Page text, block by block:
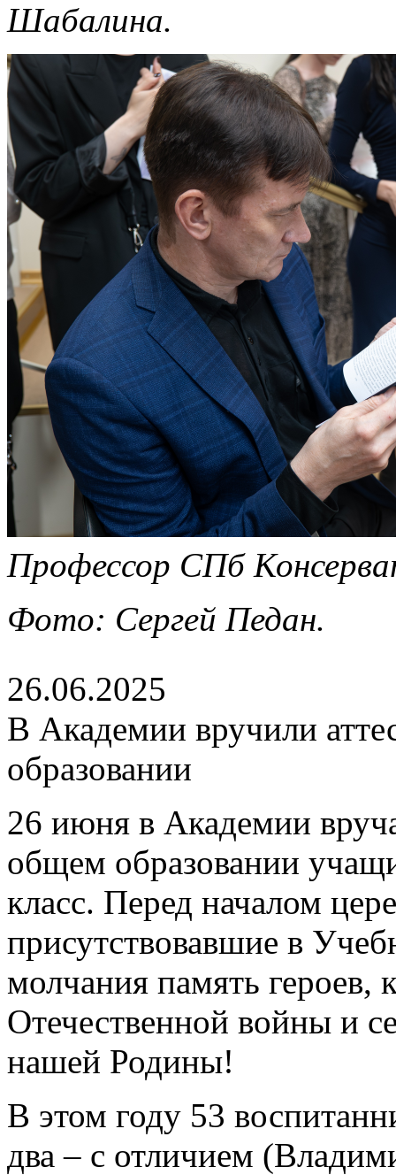
Шабалина.
Профессор СПб
Фото: Сергей Педан.
26.06.2025
В Академии вручили
образовании
26 июня в Академии
общем образовании
класс. Перед началом
присутствовавшие в
молчания память героев,
Отечественной войны и
нашей Родины!
В этом году 53
два – с отличием